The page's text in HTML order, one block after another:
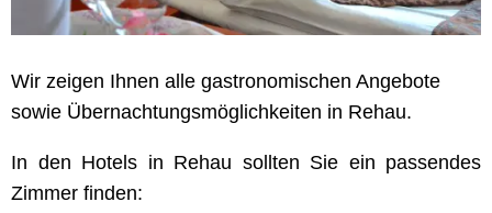
Wir zeigen Ihnen alle gastronomischen Angebote
sowie Übernachtungsmöglichkeiten in Rehau.
In den Hotels in Rehau sollten Sie ein passendes
Zimmer finden: